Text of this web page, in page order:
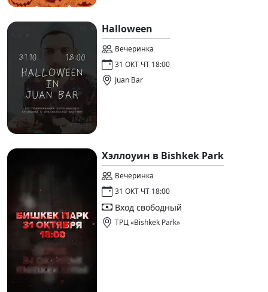
Halloween
Вечеринка
31 ОКТ ЧТ 18:00
Juan Bar
Хэллоуин в Bishkek Park
Вечеринка
31 ОКТ ЧТ 18:00
Вход свободный
ТРЦ «Bishkek Park»